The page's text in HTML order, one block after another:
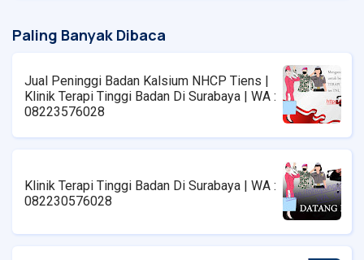
Paling Banyak Dibaca
Jual Peninggi Badan Kalsium NHCP Tiens |
Klinik Terapi Tinggi Badan Di Surabaya | WA :
08223576028
Klinik Terapi Tinggi Badan Di Surabaya | WA :
082230576028